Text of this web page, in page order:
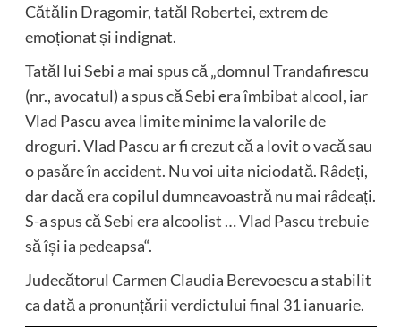
Cătălin Dragomir, tatăl Robertei, extrem de
emoționat și indignat.
Tatăl lui Sebi a mai spus că „domnul Trandafirescu
(nr., avocatul) a spus că Sebi era îmbibat alcool, iar
Vlad Pascu avea limite minime la valorile de
droguri. Vlad Pascu ar fi crezut că a lovit o vacă sau
o pasăre în accident. Nu voi uita niciodată. Râdeți,
dar dacă era copilul dumneavoastră nu mai râdeați.
S-a spus că Sebi era alcoolist …Vlad Pascutrebuie
să își ia pedeapsa“.
Judecătorul Carmen Claudia Berevoescu a stabilit
ca dată a pronunțării verdictului final 31 ianuarie.